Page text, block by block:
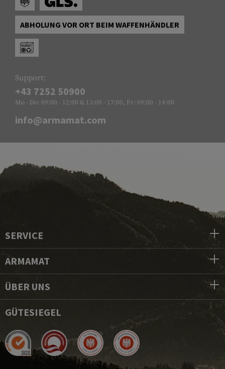
ABHOLUNG VOR ORT BEIM WAFFENHÄNDLER
Support:
+43 7252 50900
Mo - Do: 09:00 - 12:00 & 13:00 - 17:00, Fr: 09:00 - 14:00
info@armamat.com
SERVICE
ARMAMAT
ÜBER UNS
GÜTESIEGEL